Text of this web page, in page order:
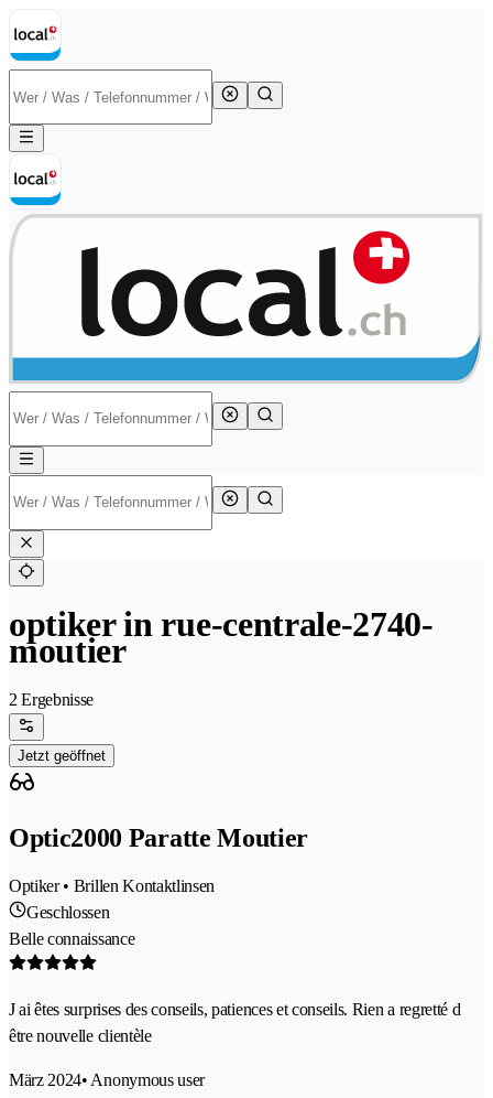
optiker in rue-centrale-2740-
moutier
2 Ergebnisse
Jetzt geöffnet
Optic2000 Paratte Moutier
Optiker • Brillen Kontaktlinsen
Geschlossen
Belle connaissance
J ai êtes surprises des conseils, patiences et conseils. Rien a regretté d
être nouvelle clientèle
März 2024• Anonymous user